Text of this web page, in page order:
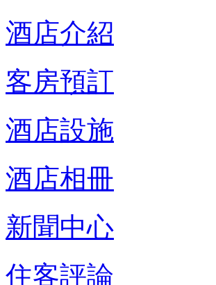
酒店介紹
客房預訂
酒店設施
酒店相冊
新聞中心
住客評論